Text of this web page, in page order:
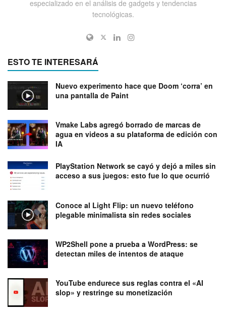
especializado en el análisis de gadgets y tendencias
tecnológicas.
ESTO TE INTERESARÁ
Nuevo experimento hace que Doom ‘corra’ en
una pantalla de Paint
Vmake Labs agregó borrado de marcas de
agua en videos a su plataforma de edición con
IA
PlayStation Network se cayó y dejó a miles sin
acceso a sus juegos: esto fue lo que ocurrió
Conoce al Light Flip: un nuevo teléfono
plegable minimalista sin redes sociales
WP2Shell pone a prueba a WordPress: se
detectan miles de intentos de ataque
YouTube endurece sus reglas contra el «AI
slop» y restringe su monetización